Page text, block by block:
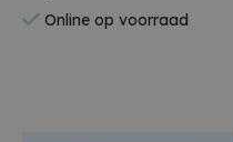
Online op voorraad